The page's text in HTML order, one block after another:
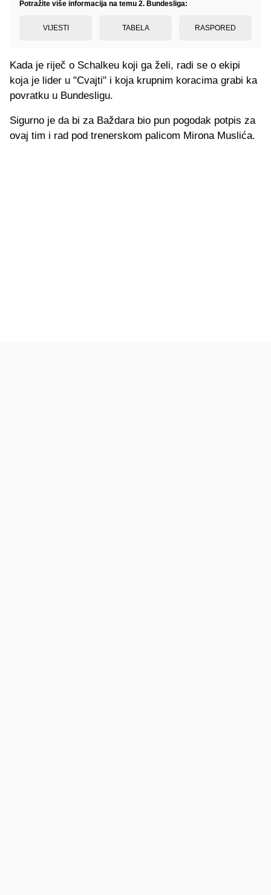
Potražite više informacija na temu 2. Bundesliga:
VIJESTI TABELA RASPORED
Kada je riječ o Schalkeu koji ga želi, radi se o ekipi
koja je lider u "Cvajti" i koja krupnim koracima grabi ka
povratku u Bundesligu.
Sigurno je da bi za Baždara bio pun pogodak potpis za
ovaj tim i rad pod trenerskom palicom Mirona Muslića.